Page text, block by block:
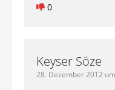
0
Keyser Söze
28. Dezember 2012